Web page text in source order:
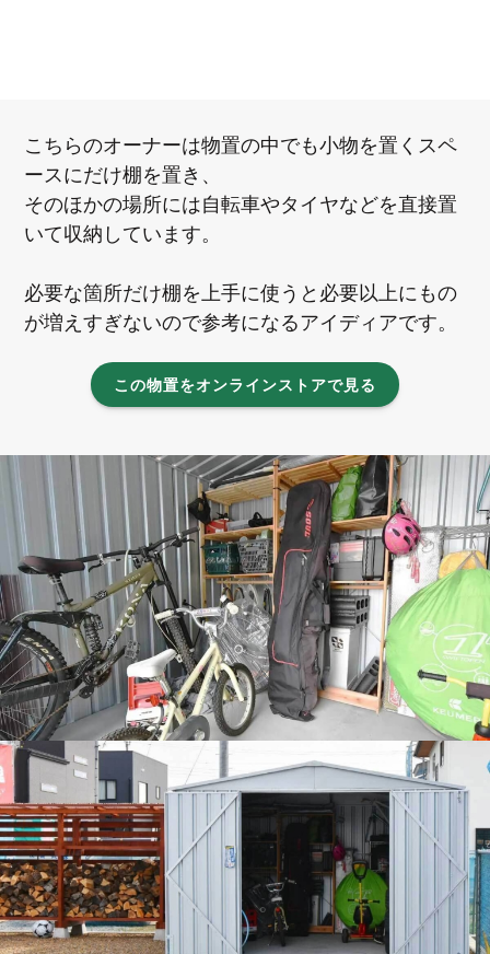
こちらのオーナーは物置の中でも小物を置くスペ
ースにだけ棚を置き、
そのほかの場所には自転車やタイヤなどを直接置
いて収納しています。
必要な箇所だけ棚を上手に使うと必要以上にもの
が増えすぎないので参考になるアイディアです。
この物置をオンラインストアで見る